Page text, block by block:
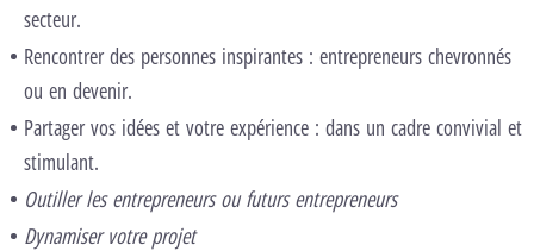
secteur.
Rencontrer des personnes inspirantes : entrepreneurs chevronnés
ou en devenir.
Partager vos idées et votre expérience : dans un cadre convivial et
stimulant.
Outiller les entrepreneurs ou futurs entrepreneurs
Dynamiser votre projet